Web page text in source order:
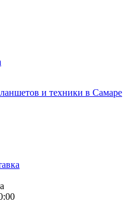
и техники в Самаре